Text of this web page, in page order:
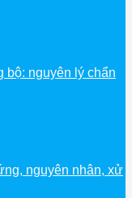
bộ: nguyên lý chẩn
nguyên nhân, xử